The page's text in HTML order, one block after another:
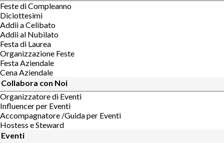
Feste di Compleanno
Diciottesimi
Addii a Celibato
Addii al Nubilato
Festa di Laurea
Organizzazione Feste
Festa Aziendale
Cena Aziendale
Collabora con Noi
Organizzatore di Eventi
Influencer per Eventi
Accompagnatore /Guida per Eventi
Hostess e Steward
Eventi